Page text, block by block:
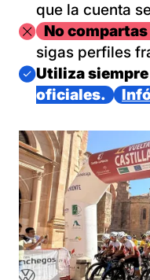
que la cuenta
Imagen
No
sigas perfiles
Imagen
Utiliza
oficiales.